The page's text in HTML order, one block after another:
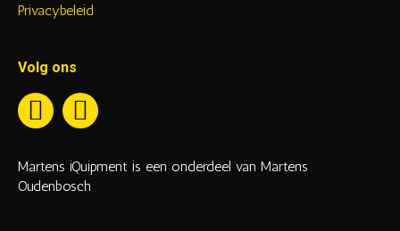
Privacybeleid
Volg ons
Martens iQuipment is een onderdeel van Martens
Oudenbosch